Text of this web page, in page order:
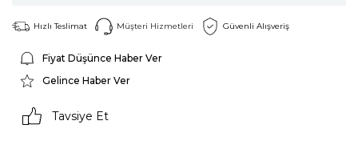
Hızlı Teslimat Müşteri Hizmetleri Güvenli Alışveriş
Fiyat Düşünce Haber Ver
Gelince Haber Ver
Tavsiye Et